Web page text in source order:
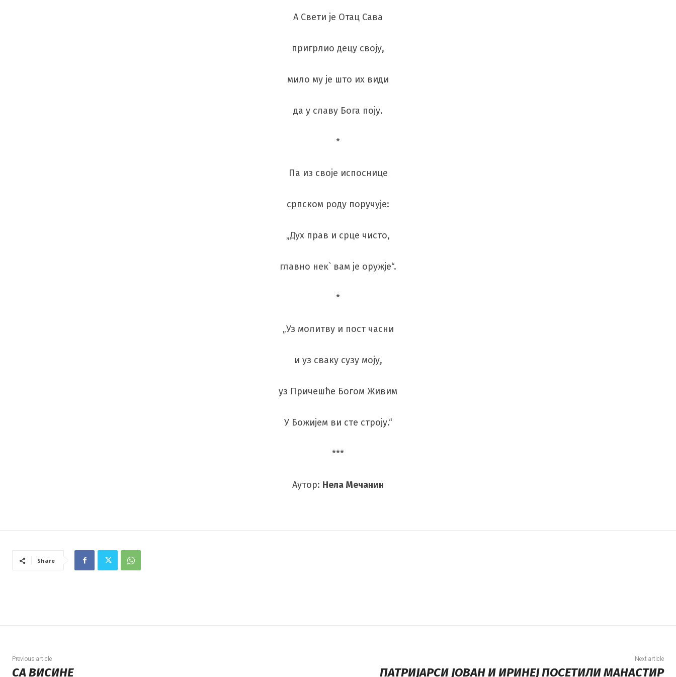
А Свети је Отац Сава
пригрлио децу своју,
мило му је што их види
да у славу Бога поју.
*
Па из своје испоснице
српском роду поручује:
„Дух прав и срце чисто,
главно нек` вам је оружје“.
*
„Уз молитву и пост часни
и уз сваку сузу моју,
уз Причешће Богом Живим
У Божијем ви сте строју.“
***
Аутор: Нела Мечанин
Share
Previous article
СА ВИСИНЕ
Next article
ПАТРИЈАРСИ ЈОВАН И ИРИНЕЈ ПОСЕТИЛИ МАНАСТИР